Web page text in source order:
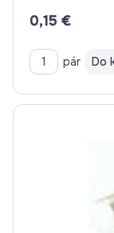
0,15 €
pár Do